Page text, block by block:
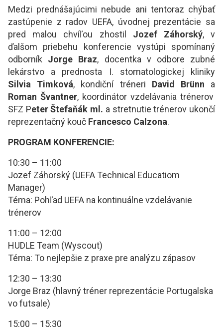
Medzi prednášajúcimi nebude ani tentoraz chýbať
zastúpenie z radov UEFA, úvodnej prezentácie sa
pred malou chvíľou zhostil
Jozef Záhorský, v
ďalšom priebehu konferencie vystúpi spomínaný
odborník Jorge Braz, docentka v odbore zubné
lekárstvo a prednosta I. stomatologickej kliniky
Silvia Timková, kondiční tréneri David Brünn a
Roman Švantner, koordinátor vzdelávania trénerov
SFZ Peter Štefaňák ml. a stretnutie trénerov ukončí
reprezentačný kouč Francesco Calzona.
PROGRAM KONFERENCIE:
10:30 – 11:00
Jozef Záhorský (UEFA Technical Educatiom
Manager)
Téma: Pohľad UEFA na kontinuálne vzdelávanie
trénerov
11:00 – 12:00
HUDLE Team (Wyscout)
Téma: To nejlepšie z praxe pre analýzu zápasov
12:30 – 13:30
Jorge Braz (hlavný tréner reprezentácie Portugalska
vo futsale)
15:00 – 15:30